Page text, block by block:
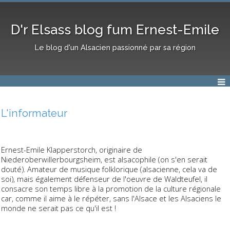
D'r Elsass blog fum Ernest-Emile
Le blog d'un Alsacien passionné par sa région
L'informateur
Ernest-Emile Klapperstorch, originaire de
Niederoberwillerbourgsheim, est alsacophile (on s'en serait
douté). Amateur de musique folklorique (alsacienne, cela va de
soi), mais également défenseur de l'oeuvre de Waldteufel, il
consacre son temps libre à la promotion de la culture régionale
car, comme il aime à le répéter, sans l'Alsace et les Alsaciens le
monde ne serait pas ce qu'il est !